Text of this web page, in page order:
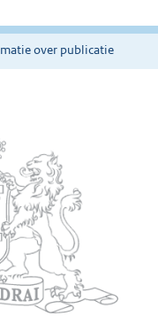
over publicatie